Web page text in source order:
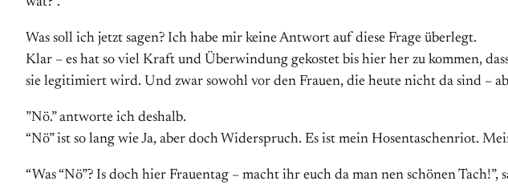
Was soll ich jetzt sagen? Ich habe mir keine Antwort auf diese Frage überlegt.
Klar – es hat so viel Kraft und Überwindung gekostet bis hier her zu kommen,
sie legitimiert wird. Und zwar sowohl vor den Frauen, die heute nicht da sind –
”Nö.” antworte ich deshalb.
“Nö” ist so lang wie Ja, aber doch Widerspruch. Es ist mein Hosentaschenriot.
“Was “Nö”? Is doch hier Frauentag – macht ihr euch da man nen schönen